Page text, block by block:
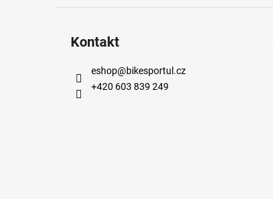
Kontakt
eshop@bikesportul.cz
+420 603 839 249